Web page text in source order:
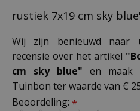
rustiek 7x19 cm sky
Wij zijn benieuwd naar
recensie over het artikel
cm sky blue" en maak
Tuinbon ter waarde van €
Beoordeling: *